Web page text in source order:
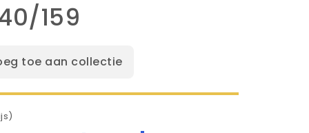
159
toe aan collectie